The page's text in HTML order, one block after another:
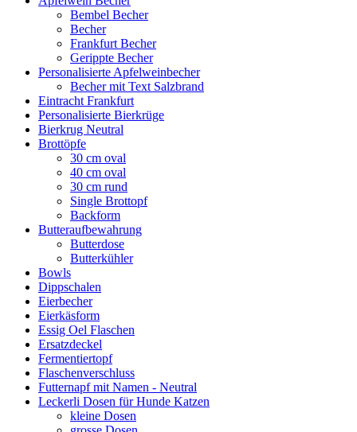
Bembel Becher
Becher
Frankfurt Becher
Gerippte Becher
Personalisierte Apfelweinbecher
Becher mit Text Salzbrand
Eintracht Frankfurt
Personalisierte Bierkrüge
Bierkrug Neutral
Brottöpfe
30 cm oval
40 cm oval
30 cm rund
Single Brottopf
Backform
Butteraufbewahrung
Butterdose
Butterkühler
Bowls
Dippschalen
Eierbecher
Eierkäsform
Essig Oel Flaschen
Ersatzdeckel
Fermentiertopf
Flaschenverschluss
Futternapf mit Namen - Neutral
Leckerli Dosen für Hunde Katzen
kleine Dosen